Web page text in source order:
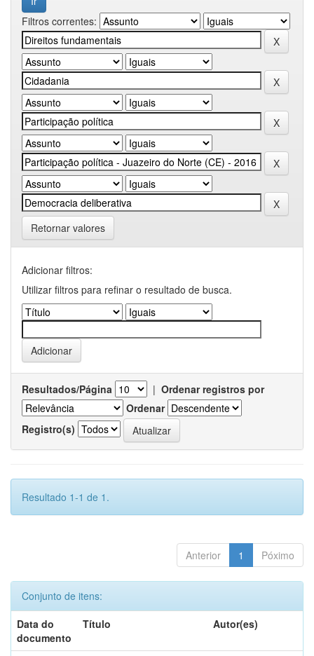
Filtros correntes:
Retornar valores
Adicionar filtros:
Utilizar filtros para refinar o resultado de busca.
Resultados/Página | Ordenar registros por
Ordenar
Registro(s)
Resultado 1-1 de 1.
Anterior 1 Póximo
Conjunto de itens:
Data do
documento
Título Autor(es)